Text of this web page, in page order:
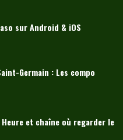
sur Android & iOS
Germain : Les compo
et chaîne où regarder le